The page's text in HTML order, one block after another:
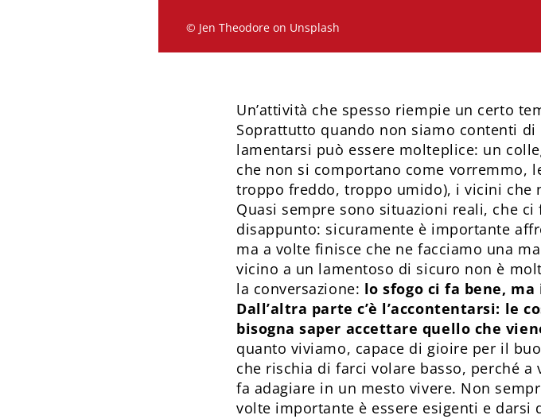
© Jen Theodore on Unsplash
Un’attività che spesso riempie un certo
Soprattutto quando non siamo contenti di
lamentarsi può essere molteplice: un
che non si comportano come vorremmo,
troppo freddo, troppo umido), i vicini che
Quasi sempre sono situazioni reali, che
disappunto: sicuramente è importante
ma a volte finisce che ne facciamo una
vicino a un lamentoso di sicuro non è
la conversazione: lo sfogo ci fa bene,
Dall’altra parte c’è l’accontentarsi: le
bisogna saper accettare quello che
quanto viviamo, capace di gioire per il
che rischia di farci volare basso, perché
fa adagiare in un mesto vivere. Non
volte importante è essere esigenti e darsi